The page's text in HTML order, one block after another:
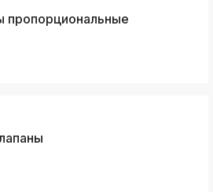
пропорциональные